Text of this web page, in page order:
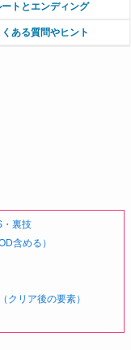
トとエンディング
くある質問やヒント
・裏技
含める）
クリア後の要素）